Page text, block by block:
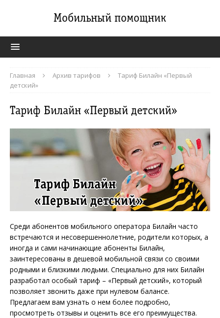
Мобильный помощник
Главная Архив тарифов
Тариф Билайн «Первый
детский»
Тариф Билайн «Первый детский»
Среди абонентов мобильного оператора Билайн часто
встречаются и несовершеннолетние, родители которых, а
иногда и сами начинающие абоненты Билайн,
заинтересованы в дешевой мобильной связи со своими
родными и близкими людьми. Специально для них Билайн
разработал особый тариф – «Первый детский», который
позволяет звонить даже при нулевом балансе.
Предлагаем вам узнать о нем более подробно,
просмотреть отзывы и оценить все его преимущества.